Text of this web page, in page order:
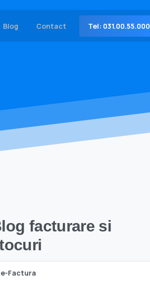
Blog Contact Tel: 031.00.55.000
facturare si
e-Factura